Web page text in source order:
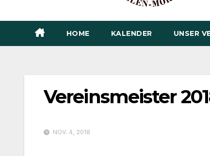
HOME KALENDER UNSER
Vereinsmeister
NOV. 4, 2018